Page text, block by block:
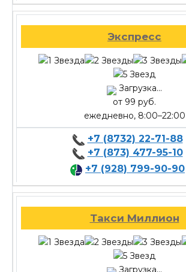
Экспресс
Загрузка...
от 99 руб.
ежедневно, 8:00–22:00
+7 (8732) 22-71-88
+7 (873) 477-95-10
+7 (928) 799-90-90
Такси Миллион
Загрузка...